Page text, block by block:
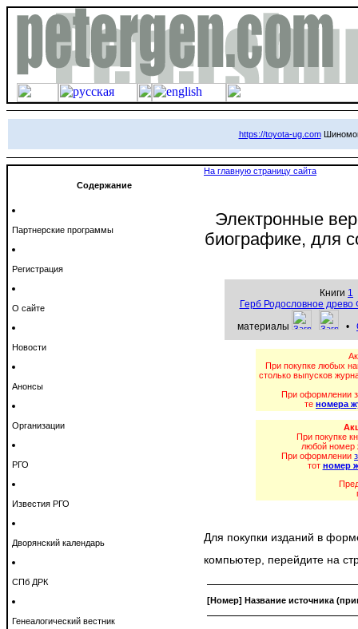
https://toyota-ug.com
Содержание
Партнерские программы
Регистрация
О сайте
Новости
Анонсы
Организации
РГО
Известия РГО
Дворянский календарь
СПб ДРК
Генеалогический вестник
На главную страницу сайта
Электронные
биографике, для
Книги 1
Герб Родословное
материалы
•
При покупке любых
столько выпусков
При оформлении
те номера
При покупке
любой номер
При оформлении
тот номер
Для покупки изданий в
компьютер, перейдите на
[Номер] Название источника